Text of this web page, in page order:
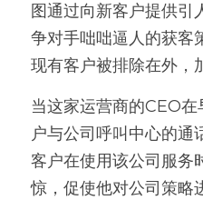
图通过向新客户提供引
争对手咄咄逼人的获客
现有客户被排除在外，
当这家运营商的CEO
户与公司呼叫中心的通
客户在使用该公司服务
惊，促使他对公司策略